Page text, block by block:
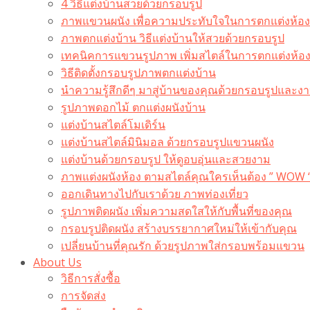
4 วิธีแต่งบ้านสวยด้วยกรอบรูป
ภาพแขวนผนัง เพื่อความประทับใจในการตกแต่งห้อง
ภาพตกแต่งบ้าน วิธีแต่งบ้านให้สวยด้วยกรอบรูป
เทคนิคการแขวนรูปภาพ เพิ่มสไตล์ในการตกแต่งห้อง
วิธีติดตั้งกรอบรูปภาพตกแต่งบ้าน
นำความรู้สึกดีๆ มาสู่บ้านของคุณด้วยกรอบรูปและง
รูปภาพดอกไม้ ตกแต่งผนังบ้าน
แต่งบ้านสไตล์โมเดิร์น
แต่งบ้านสไตล์มินิมอล ด้วยกรอบรูปแขวนผนัง
แต่งบ้านด้วยกรอบรูป ให้ดูอบอุ่นและสวยงาม
ภาพแต่งผนังห้อง ตามสไตล์คุณใครเห็นต้อง ” WOW
ออกเดินทางไปกับเราด้วย ภาพท่องเที่ยว
รูปภาพติดผนัง เพิ่มความสดใสให้กับพื้นที่ของคุณ
กรอบรูปติดผนัง สร้างบรรยากาศใหม่ให้เข้ากับคุณ
เปลี่ยนบ้านที่คุณรัก ด้วยรูปภาพใส่กรอบพร้อมแขวน​
About Us
วิธีการสั่งซื้อ
การจัดส่ง